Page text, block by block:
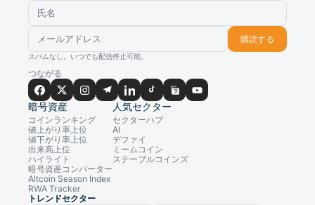
購読する
スパムなし。いつでも配信停止可能。
つながる
暗号資産
コインランキング
値上がり率上位
値下がり率上位
出来高上位
ハイライト
暗号資産コンバーター
Altcoin Season Index
RWA Tracker
人気セクター
セクターハブ
AI
デファイ
ミームコイン
ステーブルコインズ
トレンドセクター